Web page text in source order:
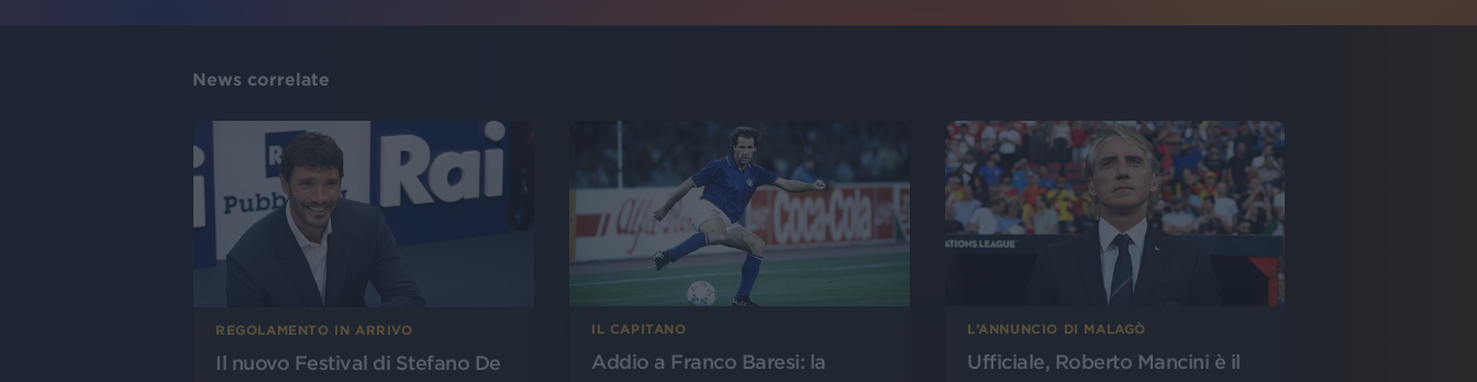
News correlate
REGOLAMENTO IN ARRIVO
Il nuovo Festival di Stefano De
IL CAPITANO
Addio a Franco Baresi: la
L’ANNUNCIO DI MALAGÒ
Ufficiale, Roberto Mancini è il